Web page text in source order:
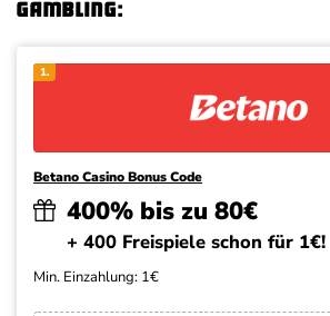
Gambling:
1.
Betano Casino Bonus Code
400% bis zu 80€
+ 400 Freispiele schon für 1€!
Min. Einzahlung: 1€